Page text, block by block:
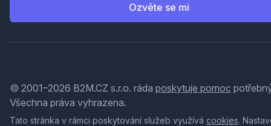
Ozvěte se mi
© 2001–2026 B2M.CZ s.r.o. ráda poskytuje pomoc
Všechna práva vyhrazena.
Tato stránka v rámci poskytování služeb využívá cookies.